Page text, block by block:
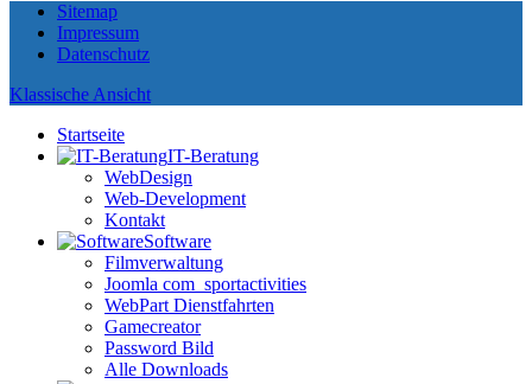
Sitemap
Impressum
Datenschutz
Klassische Ansicht
Startseite
IT-Beratung
WebDesign
Web-Development
Kontakt
Software
Filmverwaltung
Joomla com_sportactivities
WebPart Dienstfahrten
Gamecreator
Password Bild
Alle Downloads